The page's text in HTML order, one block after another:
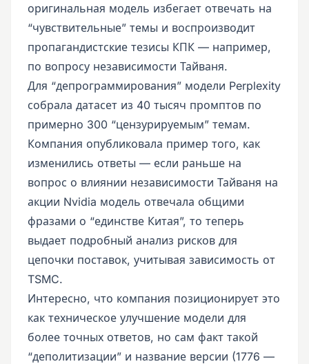
оригинальная модель избегает отвечать на
“чувствительные” темы и воспроизводит
пропагандистские тезисы КПК — например,
по вопросу независимости Тайваня.
Для “депрограммирования” модели Perplexity
собрала датасет из 40 тысяч промптов по
примерно 300 “цензурируемым” темам.
Компания опубликовала пример того, как
изменились ответы — если раньше на
вопрос о влиянии независимости Тайваня на
акции Nvidia модель отвечала общими
фразами о “единстве Китая”, то теперь
выдает подробный анализ рисков для
цепочки поставок, учитывая зависимость от
TSMC.
Интересно, что компания позиционирует это
как техническое улучшение модели для
более точных ответов, но сам факт такой
“деполитизации” и название версии (1776 —